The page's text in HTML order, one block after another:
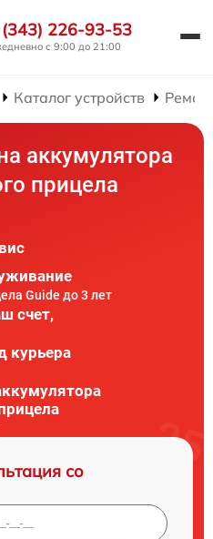
226-93-53
с 9:00 до 21:00
Каталог устройств
аккумулятора
прицела
Guide до 3 лет
счет,
курьера
со